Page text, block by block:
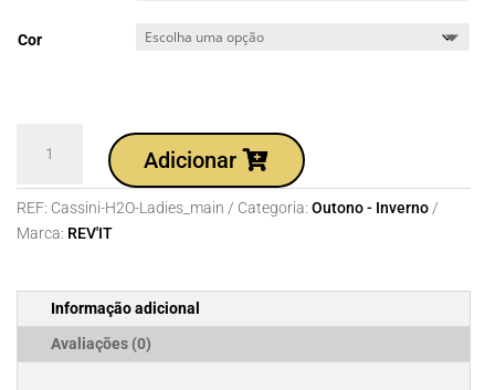
Cor
Luvas
REV'IT
Cassini
Ladies
Adicionar
REF: Cassini-H2O-Ladies_main Categoria: Outono - Inverno
Marca: REV'IT
Informação adicional
Avaliações (0)